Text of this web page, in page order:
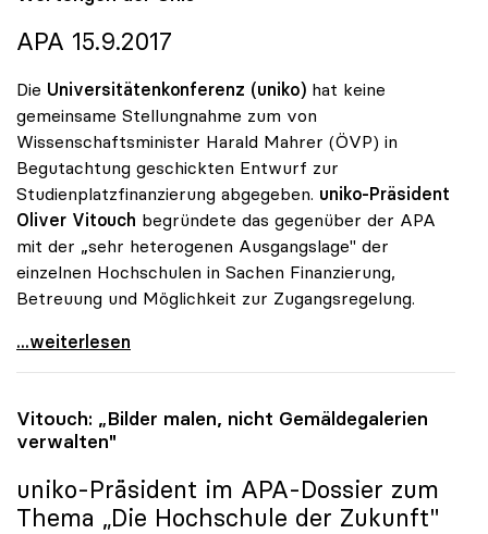
APA 15.9.2017
Die Universitätenkonferenz (uniko) hat keine
gemeinsame Stellungnahme zum von
Wissenschaftsminister Harald Mahrer (ÖVP) in
Begutachtung geschickten Entwurf zur
Studienplatzfinanzierung abgegeben. uniko-Präsident
Oliver Vitouch begründete das gegenüber der APA
mit der „sehr heterogenen Ausgangslage" der
einzelnen Hochschulen in Sachen Finanzierung,
Betreuung und Möglichkeit zur Zugangsregelung.
Vitouch zu Budget: „Standortspezifische Wertungen
...weiterlesen
Vitouch: „Bilder malen, nicht Gemäldegalerien
verwalten"
uniko-Präsident im APA-Dossier zum
Thema „Die Hochschule der Zukunft"